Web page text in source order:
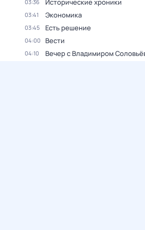
03:36 Исторические хроники
03:41 Экономика
03:45 Есть решение
04:00 Вести
04:10 Вечер с Владимиром